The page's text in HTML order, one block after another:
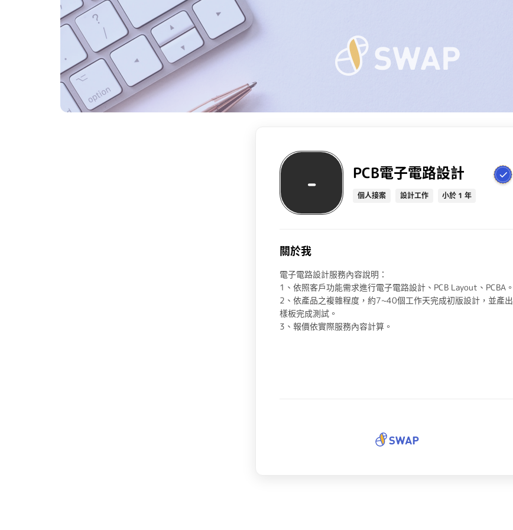
- PCB電子電路設計
個人接案 設計工作 小於 1 年
關於我
電子電路設計服務內容說明：
1、依照客戶功能需求進行電子電路設計、PCB Layout、PCBA。
2、依產品之複雜程度，約7~40個工作天完成初版設計，並產出
樣板完成測試。